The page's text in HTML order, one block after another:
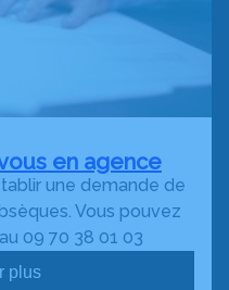
en agence
une demande de
Vous pouvez
09 70 38 01 03
plus